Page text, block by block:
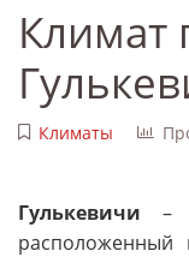
Климат
Климаты
Гулькевичи –
расположенный